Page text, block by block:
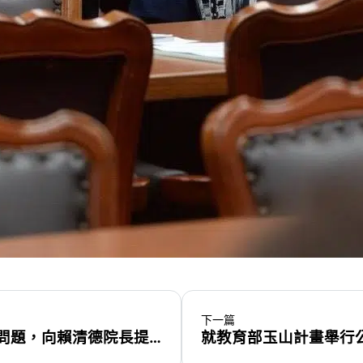
就我們樹林、鶯歌及新莊地區的交通問題，向賴清德院長提出質詢
下一篇
就教育部玉山計畫舉行